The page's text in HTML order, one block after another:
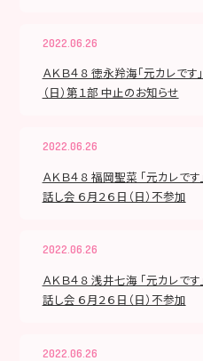
2022.06.26
ＡＫＢ４８ 徳永羚海「元カレで
（日）第１部 中止のお知らせ
2022.06.26
ＡＫＢ４８ 福岡聖菜 「元カレで
話し会 ６月２６日（日）不参加
2022.06.26
ＡＫＢ４８ 浅井七海 「元カレで
話し会 ６月２６日（日）不参加
2022.06.26